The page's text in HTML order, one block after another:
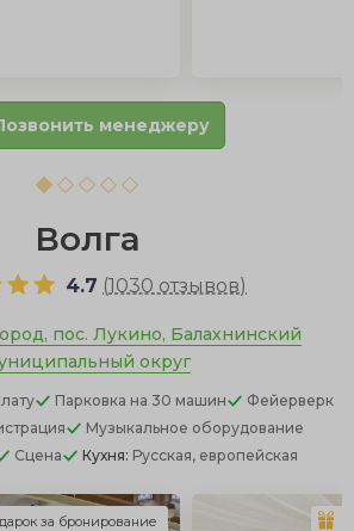
менеджеру
Волга
4.7 (1030 отзывов)
пос. Лукино, Балахнинский
округ
Парковка на 30 машин
Фейерверк
Музыкальное оборудование
Сцена Кухня: Русская, европейская
за бронирование